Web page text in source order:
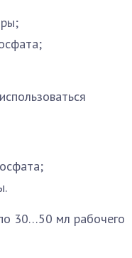
30…50 мл рабочего